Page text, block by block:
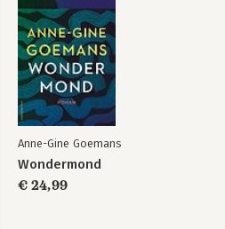
Anne-Gine Goemans
Wondermond
€ 24,99